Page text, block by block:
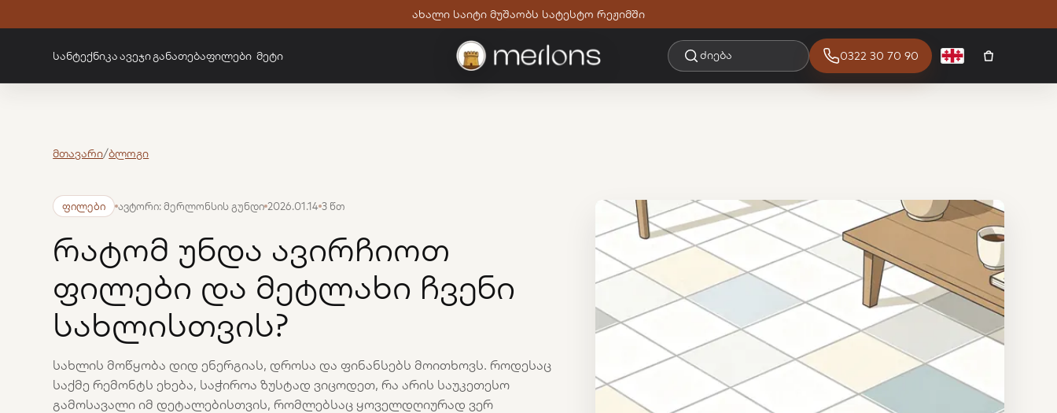
ახალი საიტი მუშაობს სატესტო რეჟიმში
სანტექნიკაავეჯიგანათებაფილები მეტი ძიება 0322 30 70 90 ქართული
მთავარი/ბლოგი
ფილები ავტორი: მერლონსის გუნდი 2026.01.14 3 წთ
რატომ უნდა ავირჩიოთ
ფილები და მეტლახი ჩვენი
სახლისთვის?
სახლის მოწყობა დიდ ენერგიას, დროსა და ფინანსებს მოითხოვს. როდესაც
საქმე რემონტს ეხება, საჭიროა ზუსტად ვიცოდეთ, რა არის საუკეთესო
გამოსავალი იმ დეტალებისთვის, რომლებსაც ყოველდღიურად ვერ